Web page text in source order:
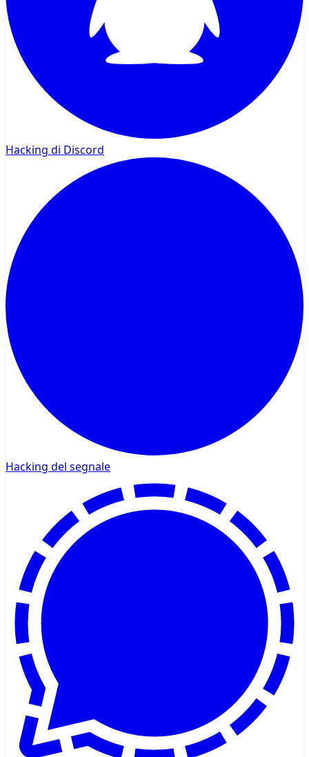
Hacking di Discord
Hacking del segnale